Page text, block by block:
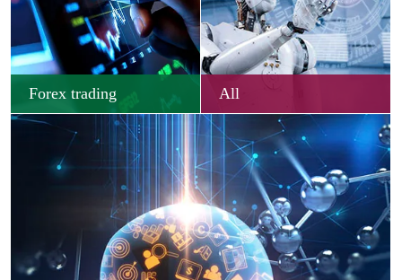
Forex trading All